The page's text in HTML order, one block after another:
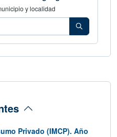
y localidad
de tu área
Privado (IMCP). Año